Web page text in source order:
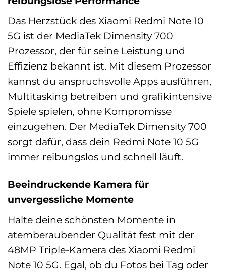
Das Herzstück des Xiaomi Redmi Note 10
5G ist der MediaTek Dimensity 700
Prozessor, der für seine Leistung und
Effizienz bekannt ist. Mit diesem Prozessor
kannst du anspruchsvolle Apps ausführen,
Multitasking betreiben und grafikintensive
Spiele spielen, ohne Kompromisse
einzugehen. Der MediaTek Dimensity 700
sorgt dafür, dass dein Redmi Note 10 5G
immer reibungslos und schnell läuft.
Beeindruckende Kamera für
unvergessliche Momente
Halte deine schönsten Momente in
atemberaubender Qualität fest mit der
48MP Triple-Kamera des Xiaomi Redmi
Note 10 5G. Egal, ob du Fotos bei Tag oder